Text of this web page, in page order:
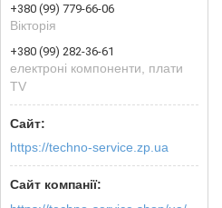
+380 (99) 779-66-06
Вікторія
+380 (99) 282-36-61
електроні компоненти, плати
TV
https://techno-service.zp.ua